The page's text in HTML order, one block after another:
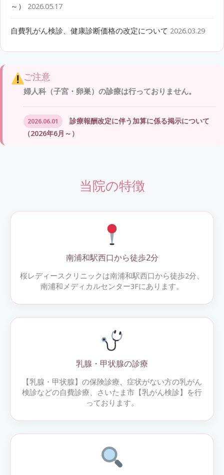
～）
2026.05.17
自費乳がん検診、健康診断価格の改定について 2026.03.29
ご注意
婦人科（子宮・卵巣）の診療は行っておりません。
2026.06.01
診療報酬改定に伴う加算に係る掲示について
（2026年6月～）
当院の特徴
南浦和駅西口から徒歩2分
桜レディースクリニックは南浦和駅西口から徒歩2分、
南浦和メディカルセンター3Fにあります。
乳腺・甲状腺の診療
【乳腺・甲状腺】の保険診療、症状がない方の乳がん
検診などの自費診療、さいたま市【乳がん検診】を行
っております。